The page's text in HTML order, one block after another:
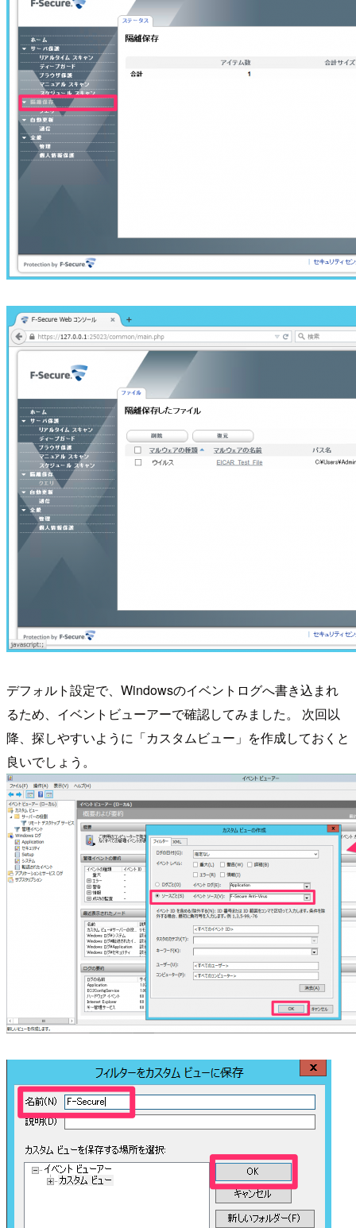
デフォルト設定で、Windowsのイベントログへ書き込まれ
るため、イベントビューアーで確認してみました。 次回以
降、探しやすいように「カスタムビュー」を作成しておくと
良いでしょう。